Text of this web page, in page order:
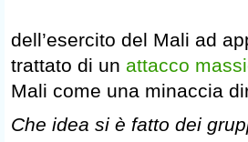
dell’esercito del Mali ad
trattato di un attacco
Mali come una minaccia
Che idea si è fatto dei